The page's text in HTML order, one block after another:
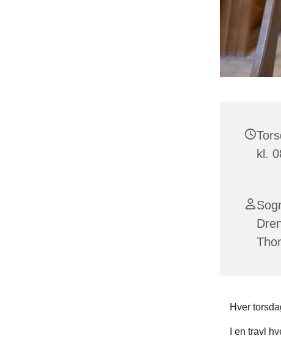
kl.
Hver
I en travl